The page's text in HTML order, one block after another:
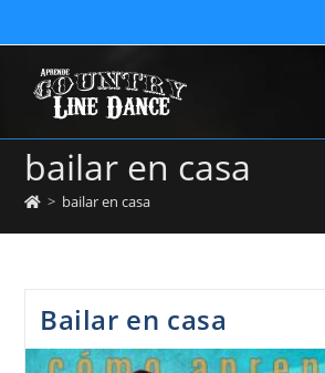
bailar en casa
> bailar en casa
Bailar en casa